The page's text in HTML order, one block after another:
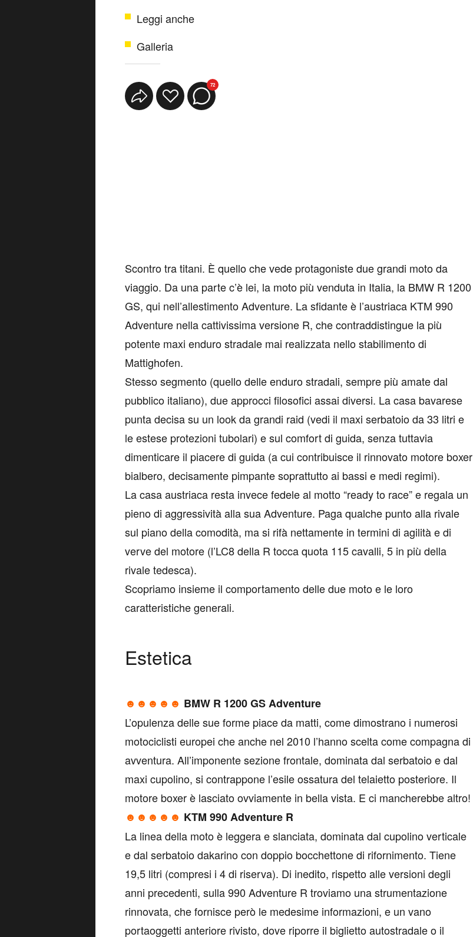
Leggi anche
Galleria
72
Scontro tra titani. È quello che vede protagoniste due grandi moto da
viaggio. Da una parte c’è lei, la moto più venduta in Italia, la BMW R 1200
GS, qui nell’allestimento Adventure. La sfidante è l’austriaca KTM 990
Adventure nella cattivissima versione R, che contraddistingue la più
potente maxi enduro stradale mai realizzata nello stabilimento di
Mattighofen.
Stesso segmento (quello delle enduro stradali, sempre più amate dal
pubblico italiano), due approcci filosofici assai diversi. La casa bavarese
punta decisa su un look da grandi raid (vedi il maxi serbatoio da 33 litri e
le estese protezioni tubolari) e sul comfort di guida, senza tuttavia
dimenticare il piacere di guida (a cui contribuisce il rinnovato motore boxer
bialbero, decisamente pimpante soprattutto ai bassi e medi regimi).
La casa austriaca resta invece fedele al motto “ready to race” e regala un
pieno di aggressività alla sua Adventure. Paga qualche punto alla rivale
sul piano della comodità, ma si rifà nettamente in termini di agilità e di
verve del motore (l’LC8 della R tocca quota 115 cavalli, 5 in più della
rivale tedesca).
Scopriamo insieme il comportamento delle due moto e le loro
caratteristiche generali.
Estetica
☻☻☻ ☻ ☻ BMW R 1200 GS Adventure
L’opulenza delle sue forme piace da matti, come dimostrano i numerosi
motociclisti europei che anche nel 2010 l’hanno scelta come compagna di
avventura. All’imponente sezione frontale, dominata dal serbatoio e dal
maxi cupolino, si contrappone l’esile ossatura del telaietto posteriore. Il
motore boxer è lasciato ovviamente in bella vista. E ci mancherebbe altro!
☻☻ ☻ ☻☻ KTM 990 Adventure R
La linea della moto è leggera e slanciata, dominata dal cupolino verticale
e dal serbatoio dakarino con doppio bocchettone di rifornimento. Tiene
19,5 litri (compresi i 4 di riserva). Di inedito, rispetto alle versioni degli
anni precedenti, sulla 990 Adventure R troviamo una strumentazione
rinnovata, che fornisce però le medesime informazioni, e un vano
portaoggetti anteriore rivisto, dove riporre il biglietto autostradale o il